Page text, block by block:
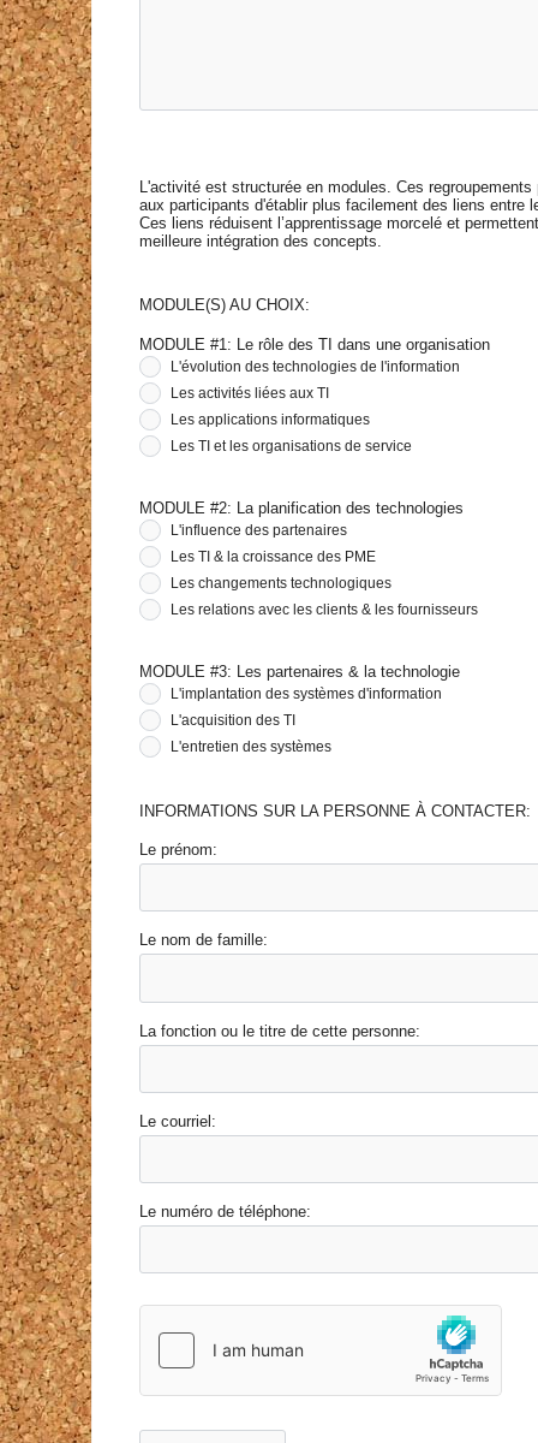
L'activité est structurée en modules. Ces regroupements
aux participants d'établir plus facilement des liens entre
Ces liens réduisent l’apprentissage morcelé et
meilleure intégration des concepts.
MODULE(S) AU CHOIX:
MODULE #1: Le rôle des TI dans une organisation
L'évolution des technologies de l'information
Les activités liées aux TI
Les applications informatiques
Les TI et les organisations de service
MODULE #2: La planification des technologies
L'influence des partenaires
Les TI & la croissance des PME
Les changements technologiques
Les relations avec les clients & les fournisseurs
MODULE #3: Les partenaires & la technologie
L'implantation des systèmes d'information
L'acquisition des TI
L'entretien des systèmes
INFORMATIONS SUR LA PERSONNE À CONTACTER:
Le prénom:
Le nom de famille:
La fonction ou le titre de cette personne:
Le courriel:
Le numéro de téléphone: